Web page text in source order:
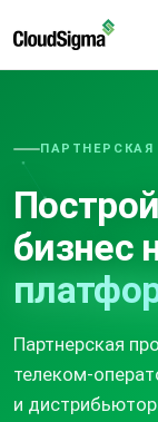
бизнес
Партнерская
телеком-
и